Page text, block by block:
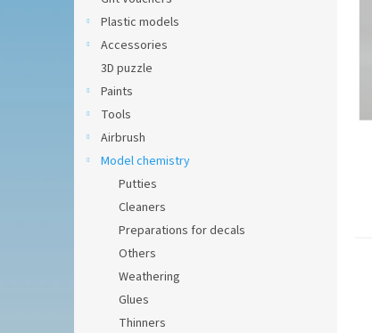
Plastic models
Accessories
3D puzzle
Paints
Tools
Airbrush
Model chemistry
Putties
Cleaners
Preparations for decals
Others
Weathering
Glues
Thinners